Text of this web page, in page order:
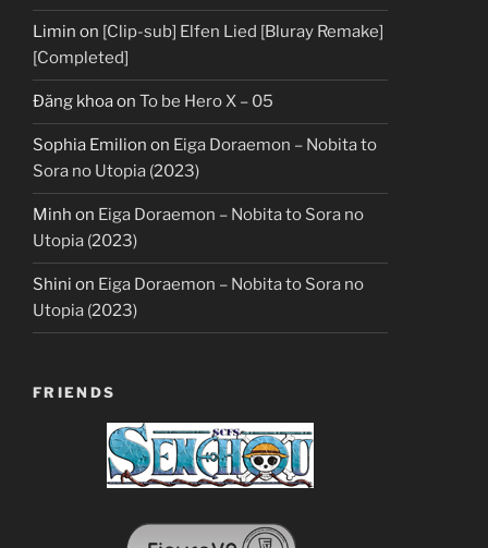
Limin on [Clip-sub] Elfen Lied [Bluray Remake]
[Completed]
Đăng khoaon To be Hero X – 05
Sophia Emilion on Eiga Doraemon – Nobita to
Sora no Utopia (2023)
Minh on Eiga Doraemon – Nobita to Sora no
Utopia (2023)
Shini on Eiga Doraemon – Nobita to Sora no
Utopia (2023)
FRIENDS